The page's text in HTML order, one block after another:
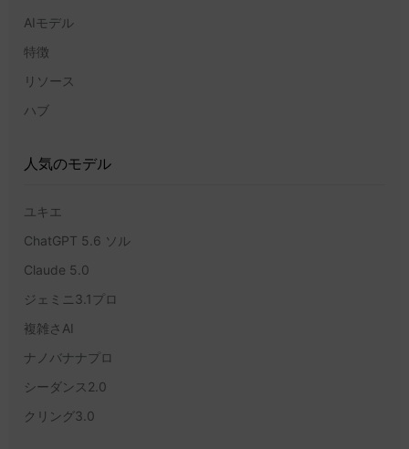
AIモデル
特徴
リソース
ハブ
人気のモデル
ユキエ
ChatGPT 5.6 ソル
Claude 5.0
ジェミニ3.1プロ
複雑さAI
ナノバナナプロ
シーダンス2.0
クリング3.0